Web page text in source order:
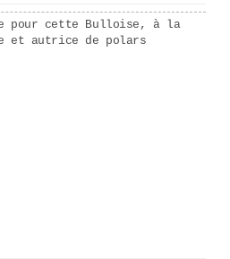
pour cette Bulloise, à la
et autrice de polars